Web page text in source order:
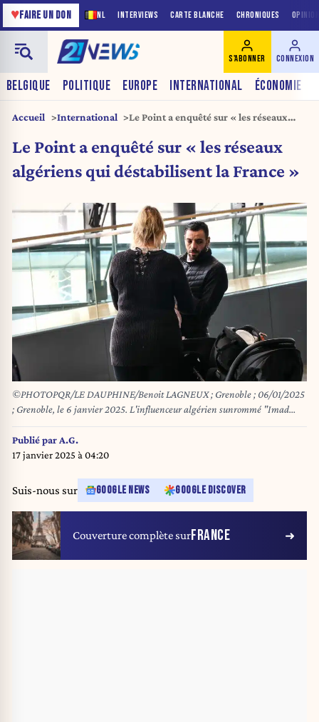
NL INTERVIEWS CARTE BLANCHE CHRONIQUES
♥FAIRE UN DON
BELGIQUE POLITIQUE EUROPE INTERNATIONAL ÉCONOMIE
S'ABONNER CONNEXION
Accueil International
Le Point a enquêté sur « les réseaux
Le Point a enquêté sur « les réseaux
algériens qui déstabilisent la France »
©PHOTOPQR/LE DAUPHINE/Benoit LAGNEUX ; Grenoble ; 06/01/2025
; Grenoble, le 6 janvier 2025. L'influenceur algérien sunrommé "Imad
Tintin" jugé lundi devant le Palais de justice de Grenoble pour
"provocation au terrorisme". Présenté en comparution immédiate,
l'individu a demandé un délai pour sa défense. Il sera jugé le 5 mars et a,
Dauphiné Libéré
Publié parA.G.
17 janvier 2025 à 04:20
Suis-nous sur GOOGLE NEWS GOOGLE DISCOVER
Couverture complète surFRANCE